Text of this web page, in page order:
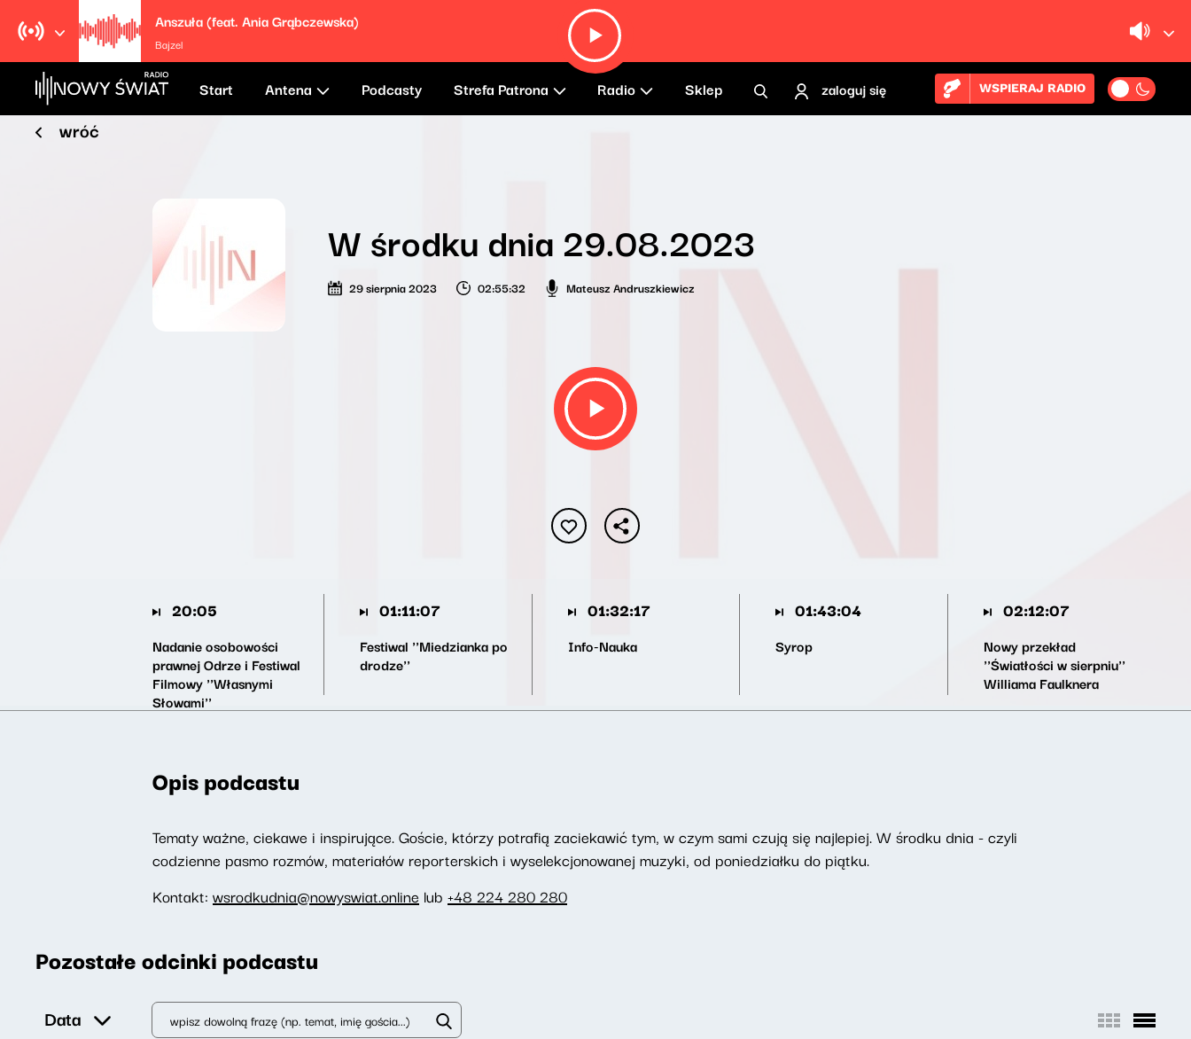
Anszuła (feat. Ania Grąbczewska)
Bajzel
Start Antena Podcasty Strefa Patrona Radio Sklep zaloguj się WSPIERAJ RADIO
wróć
W środku dnia 29.08.2023
29 sierpnia 2023 02:55:32 Mateusz Andruszkiewicz
20:05
Nadanie osobowości
prawnej Odrze i Festiwal
Filmowy ''Własnymi
Słowami''
01:11:07
Festiwal ''Miedzianka po
drodze''
01:32:17
Info-Nauka
01:43:04
Syrop
02:12:07
Nowy przekład
''Światłości w sierpniu''
Williama Faulknera
Opis podcastu
Tematy ważne, ciekawe i inspirujące. Goście, którzy potrafią zaciekawić tym, w czym sami czują się najlepiej. W środku dnia - czyli
codzienne pasmo rozmów, materiałów reporterskich i wyselekcjonowanej muzyki, od poniedziałku do piątku.
Kontakt: wsrodkudnia@nowyswiat.online lub +48 224 280 280
Pozostałe odcinki podcastu
Data